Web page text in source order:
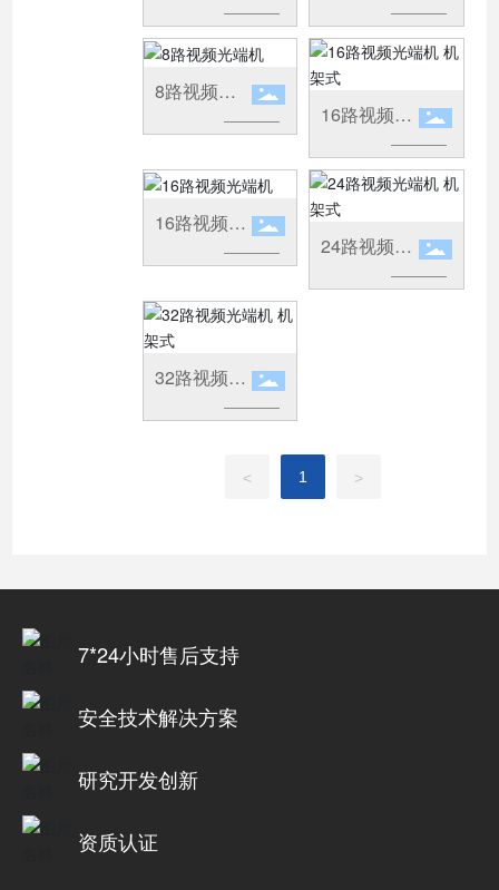
8路视频光
16路视频光
端机 机架式
16路视频光
24路视频光
端机 机架式
32路视频光
端机 机架式
< 1 >
7*24小时售后支持
安全技术解决方案
研究开发创新
资质认证